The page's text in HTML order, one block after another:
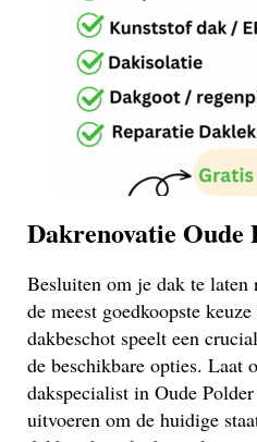
Dakrenovatie Oude
Besluiten om je dak te
de meest goedkoopste
dakbeschot speelt een
de beschikbare opties. Laat
dakspecialist in Oude
uitvoeren om de huidige